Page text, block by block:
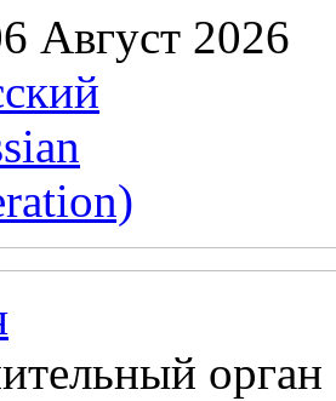
Август 2026
орган